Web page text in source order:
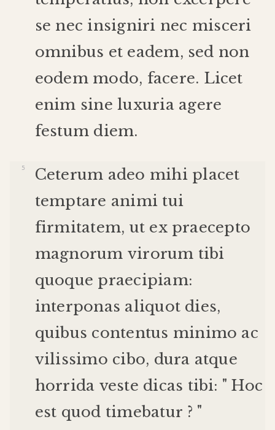
se nec insigniri nec misceri
omnibus et eadem, sed non
eodem modo, facere. Licet
enim sine luxuria agere
festum diem.
Ceterum adeo mihi placet
temptare animi tui
firmitatem, ut ex praecepto
magnorum virorum tibi
quoque praecipiam:
interponas aliquot dies,
quibus contentus minimo ac
vilissimo cibo, dura atque
horrida veste dicas tibi: " Hoc
est quod timebatur ? "